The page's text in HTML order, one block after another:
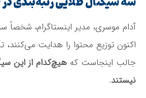
آدام موسری، مدیر اینستاگرام، شخصاً
اکنون توزیع محتوا را هدایت می‌کنند،
جالب اینجاست که هیچ‌کدام از این
نیستند.